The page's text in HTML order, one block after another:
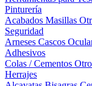
Pinturería
Acabados Masillas
Seguridad
Arneses Cascos
Adhesivos
Colas / Cementos
Herrajes